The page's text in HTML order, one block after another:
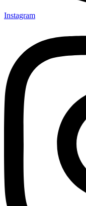
Instagram